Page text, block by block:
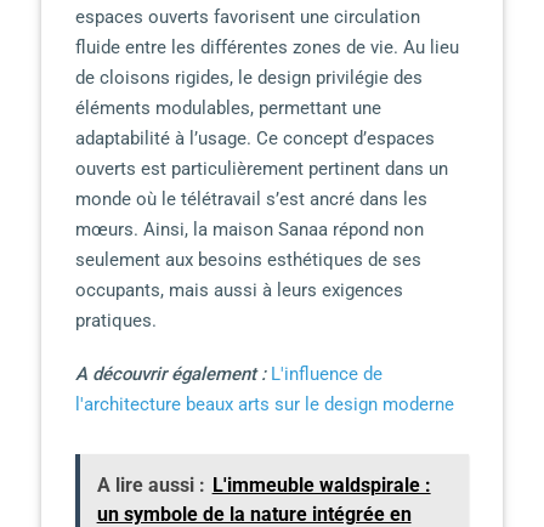
espaces ouverts favorisent une circulation
fluide entre les différentes zones de vie. Au lieu
de cloisons rigides, le design privilégie des
éléments modulables, permettant une
adaptabilité à l’usage. Ce concept d’espaces
ouverts est particulièrement pertinent dans un
monde où le télétravail s’est ancré dans les
mœurs. Ainsi, la maison Sanaa répond non
seulement aux besoins esthétiques de ses
occupants, mais aussi à leurs exigences
pratiques.
A découvrir également : L'influence de
l'architecture beaux arts sur le design moderne
A lire aussi : L'immeuble waldspirale :
un symbole de la nature intégrée en